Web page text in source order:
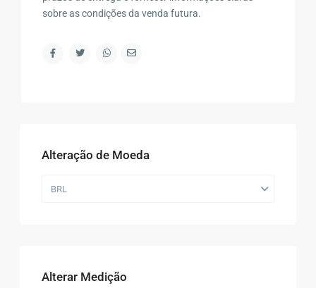
sobre as condições da venda futura.
Alteração de Moeda
BRL
Alterar Medição